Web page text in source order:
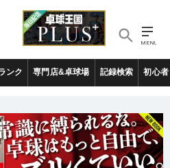
ンク 専門店&卓球場 記録検索 初心者